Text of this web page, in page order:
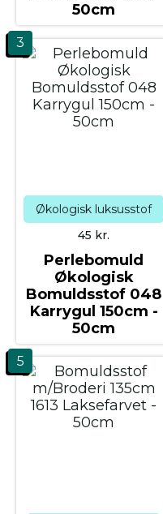
50cm
3
Økologisk luksusstof
Perlebomuld
Økologisk
Bomuldsstof 048
Karrygul 150cm -
50cm
45 kr.
5